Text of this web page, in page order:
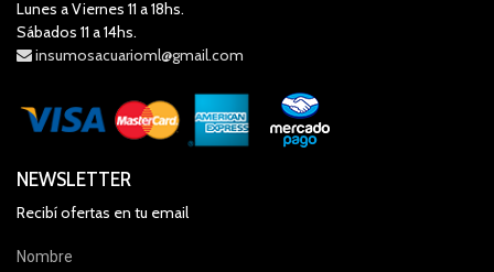
Lunes a Viernes 11 a 18hs.
Sábados 11 a 14hs.
insumosacuarioml@gmail.com
NEWSLETTER
Recibí ofertas en tu email